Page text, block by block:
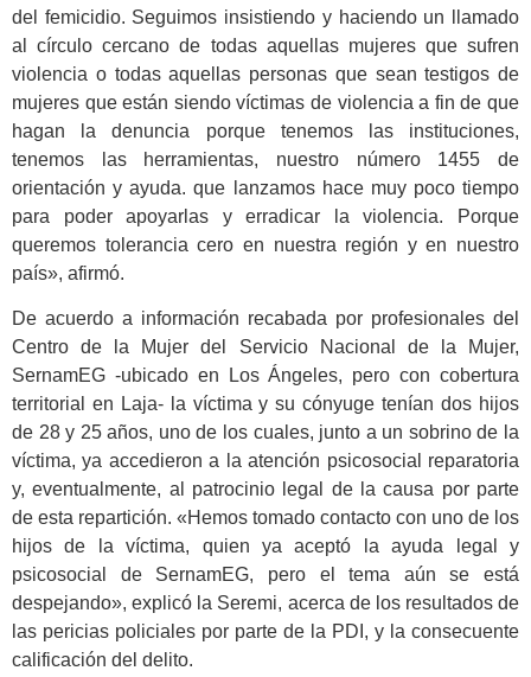
del femicidio. Seguimos insistiendo y haciendo un llamado
al círculo cercano de todas aquellas mujeres que sufren
violencia o todas aquellas personas que sean testigos de
mujeres que están siendo víctimas de violencia a fin de que
hagan la denuncia porque tenemos las instituciones,
tenemos las herramientas, nuestro número 1455 de
orientación y ayuda. que lanzamos hace muy poco tiempo
para poder apoyarlas y erradicar la violencia. Porque
queremos tolerancia cero en nuestra región y en nuestro
país», afirmó.
De acuerdo a información recabada por profesionales del
Centro de la Mujer del Servicio Nacional de la Mujer,
SernamEG -ubicado en Los Ángeles, pero con cobertura
territorial en Laja- la víctima y su cónyuge tenían dos hijos
de 28 y 25 años, uno de los cuales, junto a un sobrino de la
víctima, ya accedieron a la atención psicosocial reparatoria
y, eventualmente, al patrocinio legal de la causa por parte
de esta repartición. «Hemos tomado contacto con uno de los
hijos de la víctima, quien ya aceptó la ayuda legal y
psicosocial de SernamEG, pero el tema aún se está
despejando», explicó la Seremi, acerca de los resultados de
las pericias policiales por parte de la PDI, y la consecuente
calificación del delito.